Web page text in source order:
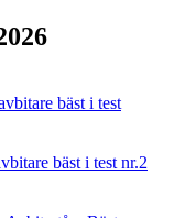
bäst i test
bäst i test nr.2